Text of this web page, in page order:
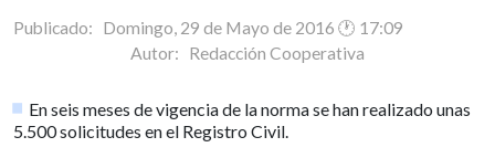
Publicado: Domingo, 29 de Mayo de 2016 🕐 17:09
Autor: Redacción Cooperativa
En seis meses de vigencia de la norma se han realizado unas
5.500 solicitudes en el Registro Civil.